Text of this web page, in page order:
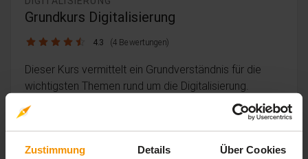
Zustimmung Details Über Cookies
Grundkurs Digitalisierung
4.3 / 5 4.3 (4 Bewertungen)
Dieser Kurs vermittelt ein Grundverständnis für die
wichtigsten Themen rund um die Digitalisierung.
timelapse trending_up Einsteiger
inkl. MwSt. 24,99€